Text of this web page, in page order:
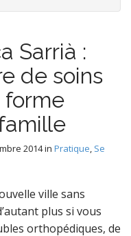
Sarrià :
de soins
2014in Pratique, Se
ville sans
plus si vous
orthopédiques, de